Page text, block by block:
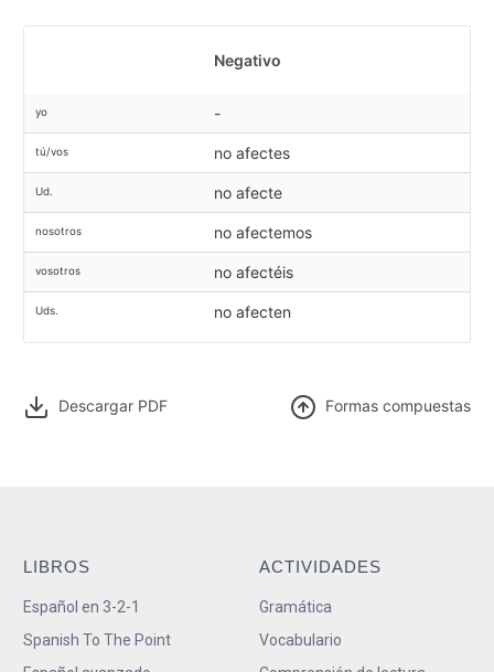
Negativo
yo -
tú/vos no afectes
Ud. no afecte
nosotros no afectemos
vosotros no afectéis
Uds. no afecten
Descargar PDF Formas compuestas
LIBROS
Español en 3-2-1
Spanish To The Point
ACTIVIDADES
Gramática
Vocabulario